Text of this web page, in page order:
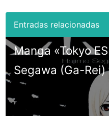
Manga «Tokyo
Segawa (Ga-